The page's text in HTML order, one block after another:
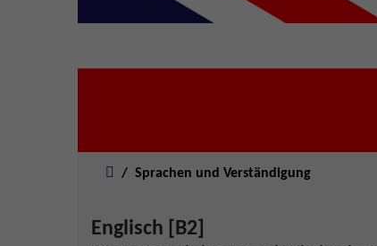
Sprachen und Verständigung
Englisch [B2]